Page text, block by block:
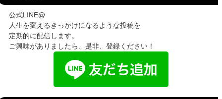
公式LINE@
人生を変えるきっかけになるような投稿を
定期的に配信します。
ご興味がありましたら、是非、登録ください！